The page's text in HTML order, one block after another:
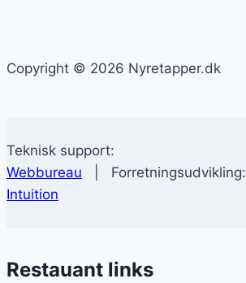
Copyright © 2026 Nyretapper.dk
Teknisk support:
Webbureau | Forretningsudvikling:
Intuition
Restauant links